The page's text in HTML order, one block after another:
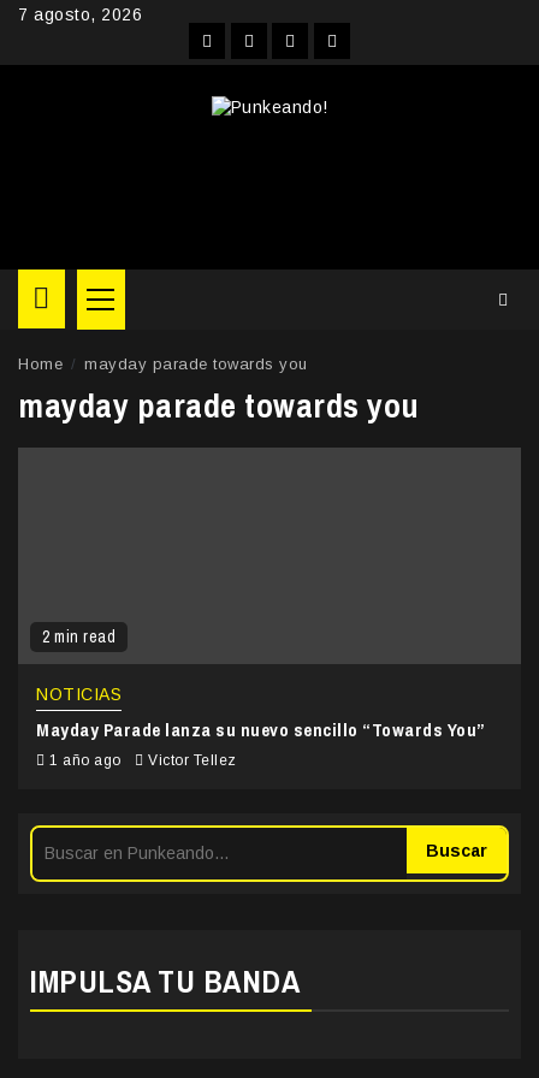
Skip7 agosto, 2026
FacebookInstagram
YouTubeTwitter
Primary
Menu
Home mayday parade towards you
mayday parade towards you
2 min read
NOTICIAS
Mayday Parade lanza su nuevo sencillo “Towards You”
1 año ago Victor Tellez
Buscar
IMPULSA TU BANDA